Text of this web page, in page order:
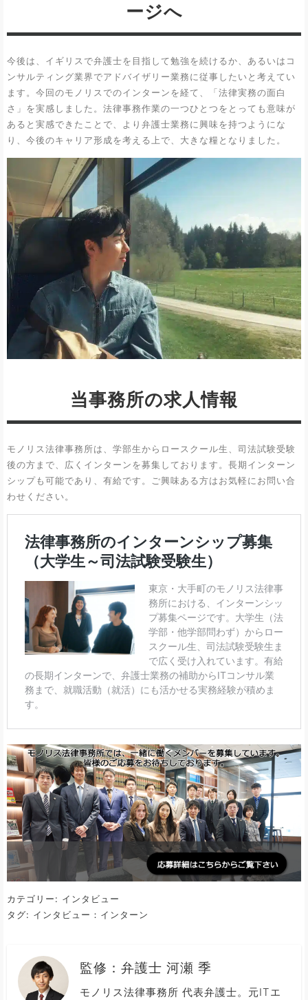
ージへ
今後は、イギリスで弁護士を目指して勉強を続けるか、あるいはコ
ンサルティング業界でアドバイザリー業務に従事したいと考えてい
ます。今回のモノリスでのインターンを経て、「法律実務の面白
さ」を実感しました。法律事務作業の一つひとつをとっても意味が
あると実感できたことで、より弁護士業務に興味を持つようにな
り、今後のキャリア形成を考える上で、大きな糧となりました。
当事務所の求人情報
モノリス法律事務所は、学部生からロースクール生、司法試験受験
後の方まで、広くインターンを募集しております。長期インターン
シップも可能であり、有給です。ご興味ある方はお気軽にお問い合
わせください。
カテゴリー: インタビュー
タグ: インタビュー：インターン
監修： 弁護士 河瀬 季
モノリス法律事務所 代表弁護士。元ITエ